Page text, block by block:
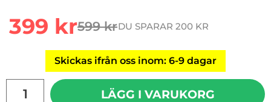
rea pris
399 krtidigare pris
599 krDU SPARAR 200 KR
Skickas ifrån oss inom: 6-9 dagar
LÄGG I VARUKORG